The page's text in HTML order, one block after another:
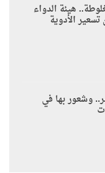
هيئة الدواء
الأدوية
وشعور بها في